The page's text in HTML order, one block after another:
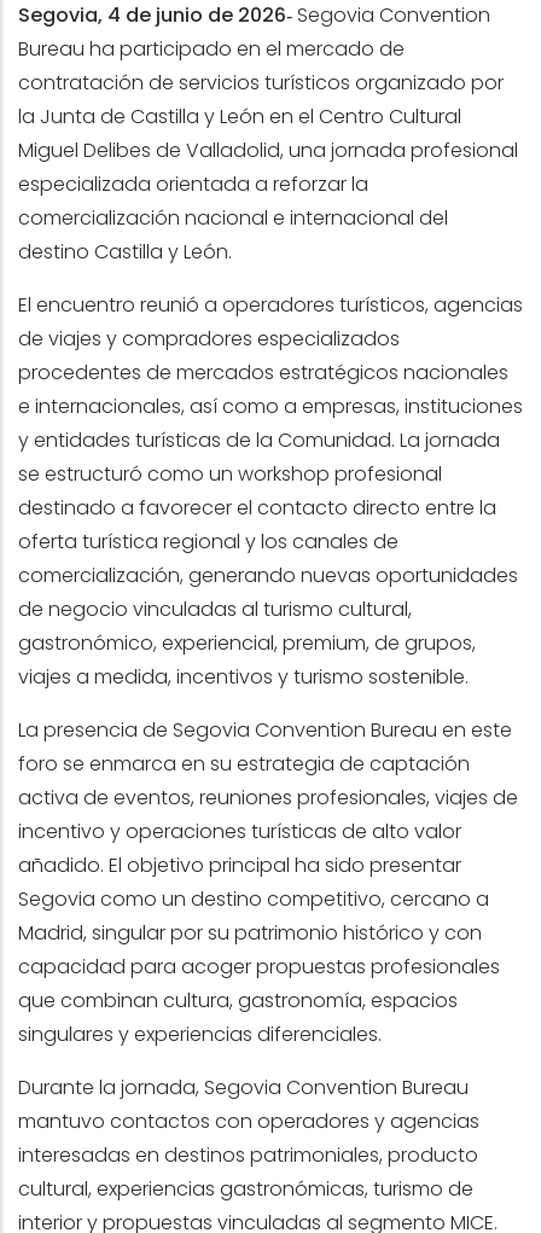
Segovia, 4 de junio de 2026‑ Segovia Convention
Bureau ha participado en el mercado de
contratación de servicios turísticos organizado por
la Junta de Castilla y León en el Centro Cultural
Miguel Delibes de Valladolid, una jornada profesional
especializada orientada a reforzar la
comercialización nacional e internacional del
destino Castilla y León.
El encuentro reunió a operadores turísticos, agencias
de viajes y compradores especializados
procedentes de mercados estratégicos nacionales
e internacionales, así como a empresas, instituciones
y entidades turísticas de la Comunidad. La jornada
se estructuró como un workshop profesional
destinado a favorecer el contacto directo entre la
oferta turística regional y los canales de
comercialización, generando nuevas oportunidades
de negocio vinculadas al turismo cultural,
gastronómico, experiencial, premium, de grupos,
viajes a medida, incentivos y turismo sostenible.
La presencia de Segovia Convention Bureau en este
foro se enmarca en su estrategia de captación
activa de eventos, reuniones profesionales, viajes de
incentivo y operaciones turísticas de alto valor
añadido. El objetivo principal ha sido presentar
Segovia como un destino competitivo, cercano a
Madrid, singular por su patrimonio histórico y con
capacidad para acoger propuestas profesionales
que combinan cultura, gastronomía, espacios
singulares y experiencias diferenciales.
Durante la jornada, Segovia Convention Bureau
mantuvo contactos con operadores y agencias
interesadas en destinos patrimoniales, producto
cultural, experiencias gastronómicas, turismo de
interior y propuestas vinculadas al segmento MICE.